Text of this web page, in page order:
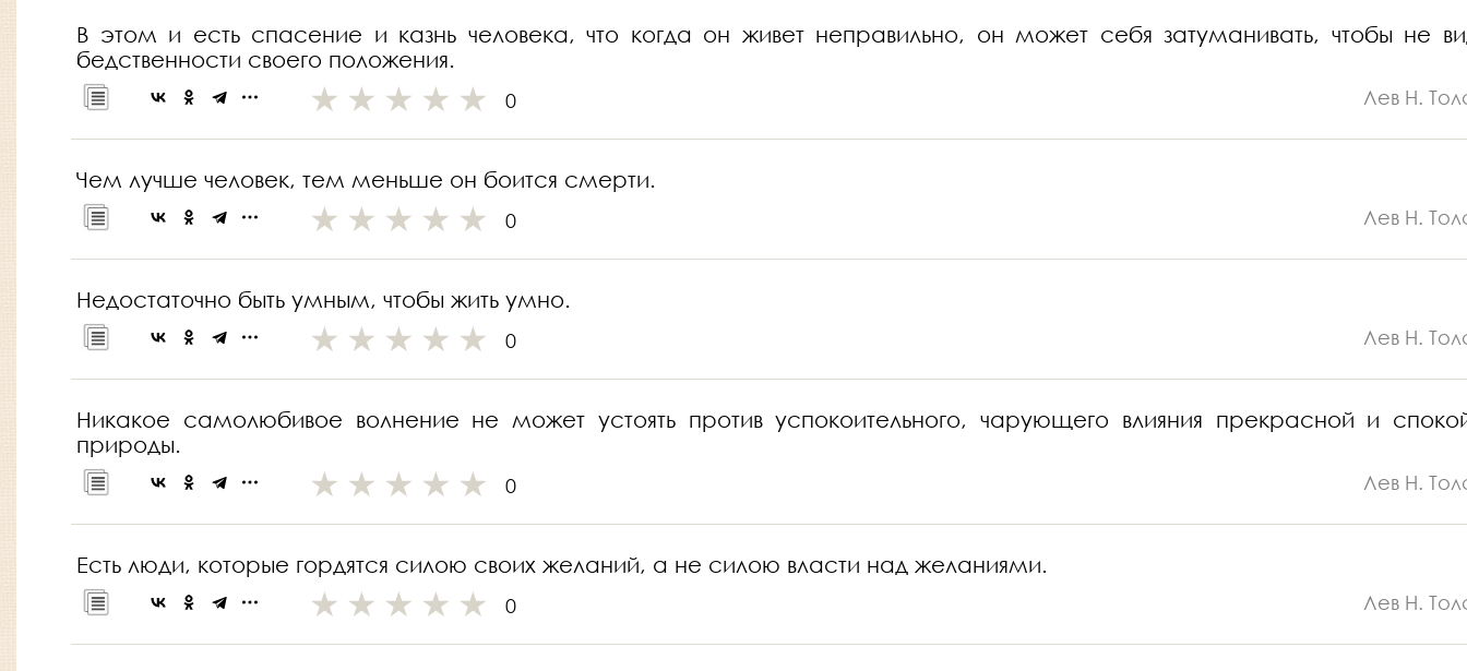
В этом и есть спасение и казнь человека, что когда он живет неправильно, он может себя затуманивать, чтобы не
бедственности своего положения.
0 Лев Н.
Чем лучше человек, тем меньше он боится смерти.
0 Лев Н.
Недостаточно быть умным, чтобы жить умно.
0 Лев Н.
Никакое самолюбивое волнение не может устоять против успокоительного, чарующего влияния прекрасной и
природы.
0 Лев Н.
Есть люди, которые гордятся силою своих желаний, а не силою власти над желаниями.
0 Лев Н.